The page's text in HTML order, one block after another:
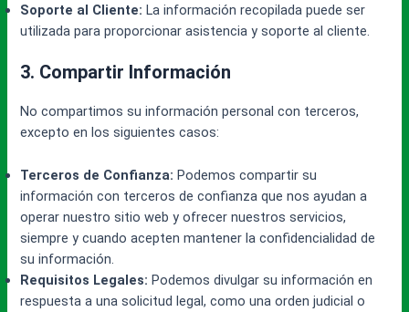
Soporte al Cliente: La información recopilada puede ser
utilizada para proporcionar asistencia y soporte al cliente.
3. Compartir Información
No compartimos su información personal con terceros,
excepto en los siguientes casos:
Terceros de Confianza: Podemos compartir su
información con terceros de confianza que nos ayudan a
operar nuestro sitio web y ofrecer nuestros servicios,
siempre y cuando acepten mantener la confidencialidad de
su información.
Requisitos Legales: Podemos divulgar su información en
respuesta a una solicitud legal, como una orden judicial o